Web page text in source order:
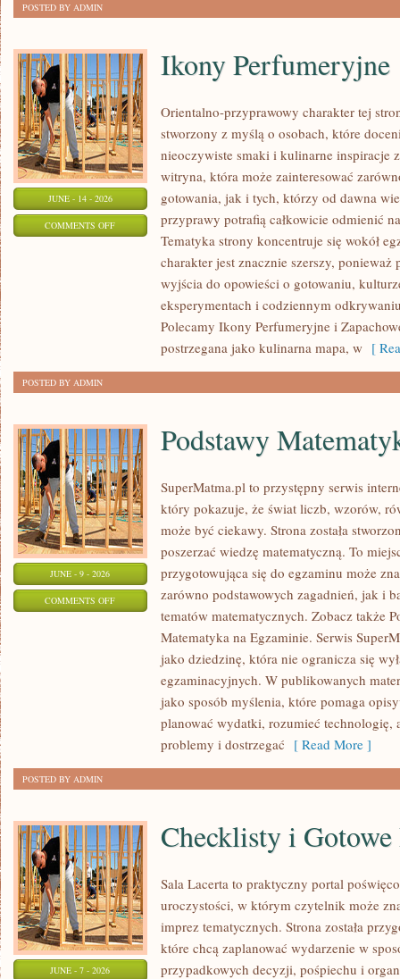
POSTED BY ADMIN
JUNE - 14 - 2026
COMMENTS OFFON
PERFUMERYJNE
Ikony Perfumeryjne
Orientalno-przyprawowy charakter tej
stworzony z myślą o osobach, które
nieoczywiste smaki i kulinarne inspiracje
witryna, która może zainteresować
gotowania, jak i tych, którzy od dawna
przyprawy potrafią całkowicie odmienić
Tematyka strony koncentruje się wokół
charakter jest znacznie szerszy,
wyjścia do opowieści o gotowaniu,
eksperymentach i codziennym
Polecamy Ikony Perfumeryjne i
postrzegana jako kulinarna mapa, w [
POSTED BY ADMIN
JUNE - 9 - 2026
COMMENTS OFFON
PODSTAWY
MATEMATYKI
Podstawy
SuperMatma.pl to przystępny serwis
który pokazuje, że świat liczb, wzorów,
może być ciekawy. Strona została
poszerzać wiedzę matematyczną. To
przygotowująca się do egzaminu może
zarówno podstawowych zagadnień, jak i
tematów matematycznych. Zobacz także
Matematyka na Egzaminie. Serwis
jako dziedzinę, która nie ogranicza się
egzaminacyjnych. W publikowanych
jako sposób myślenia, które pomaga
planować wydatki, rozumieć technologię,
problemy i dostrzegać [ Read More ]
POSTED BY ADMIN
JUNE - 7 - 2026
Checklisty i Gotowe
Sala Lacerta to praktyczny portal
uroczystości, w którym czytelnik może
imprez tematycznych. Strona została
które chcą zaplanować wydarzenie w
przypadkowych decyzji, pośpiechu i